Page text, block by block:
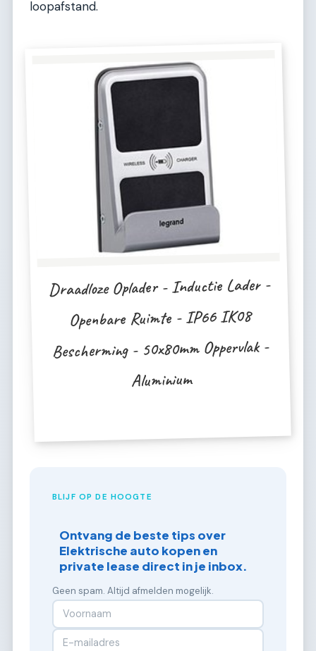
loopafstand.
Draadloze Oplader - Inductie Lader -
Openbare Ruimte - IP66 IK08
Bescherming - 50x80mm Oppervlak -
Aluminium
BLIJF OP DE HOOGTE
Ontvang de beste tips over
Elektrische auto kopen en
private lease direct in je inbox.
Geen spam. Altijd afmelden mogelijk.